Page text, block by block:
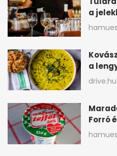
a
a
drive.hu
Forró
ilyen